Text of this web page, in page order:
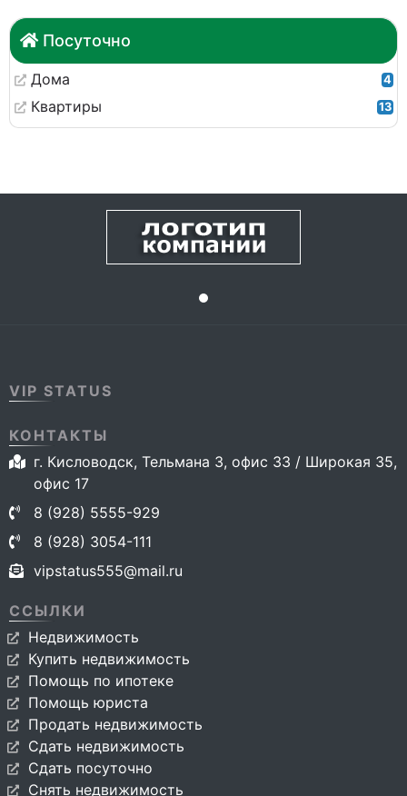
Посуточно
Дома 4
Квартиры 13
VIP STATUS
КОНТАКТЫ
г. Кисловодск, Тельмана 3, офис 33 / Широкая 35,
офис 17
8 (928) 5555-929
8 (928) 3054-111
vipstatus555@mail.ru
ССЫЛКИ
Недвижимость
Купить недвижимость
Помощь по ипотеке
Помощь юриста
Продать недвижимость
Сдать недвижимость
Сдать посуточно
Снять недвижимость